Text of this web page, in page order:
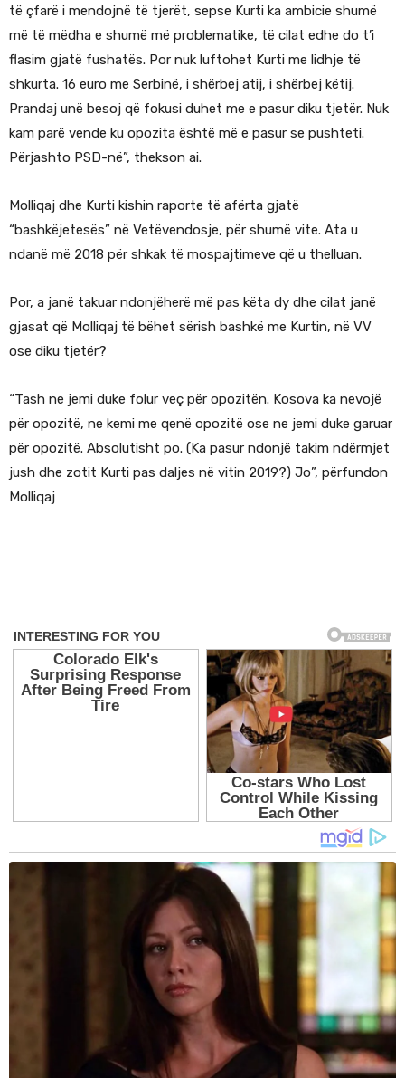
të çfarë i mendojnë të tjerët, sepse Kurti ka ambicie shumë
më të mëdha e shumë më problematike, të cilat edhe do t’i
flasim gjatë fushatës. Por nuk luftohet Kurti me lidhje të
shkurta. 16 euro me Serbinë, i shërbej atij, i shërbej këtij.
Prandaj unë besoj që fokusi duhet me e pasur diku tjetër. Nuk
kam parë vende ku opozita është më e pasur se pushteti.
Përjashto PSD-në”, thekson ai.
Molliqaj dhe Kurti kishin raporte të afërta gjatë
“bashkëjetesës” në Vetëvendosje, për shumë vite. Ata u
ndanë më 2018 për shkak të mospajtimeve që u thelluan.
Por, a janë takuar ndonjëherë më pas këta dy dhe cilat janë
gjasat që Molliqaj të bëhet sërish bashkë me Kurtin, në VV
ose diku tjetër?
“Tash ne jemi duke folur veç për opozitën. Kosova ka nevojë
për opozitë, ne kemi me qenë opozitë ose ne jemi duke garuar
për opozitë. Absolutisht po. (Ka pasur ndonjë takim ndërmjet
jush dhe zotit Kurti pas daljes në vitin 2019?) Jo”, përfundon
Molliqaj